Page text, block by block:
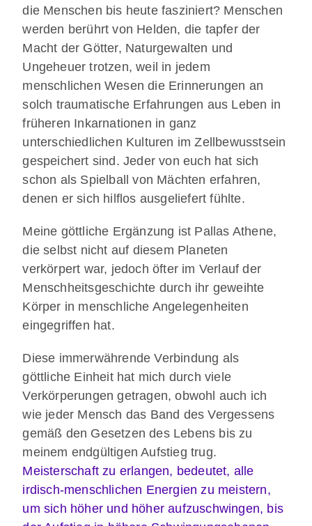
die Menschen bis heute fasziniert? Menschen
werden berührt von Helden, die tapfer der
Macht der Götter, Naturgewalten und
Ungeheuer trotzen, weil in jedem
menschlichen Wesen die Erinnerungen an
solch traumatische Erfahrungen aus Leben in
früheren Inkarnationen in ganz
unterschiedlichen Kulturen im Zellbewusstsein
gespeichert sind. Jeder von euch hat sich
schon als Spielball von Mächten erfahren,
denen er sich hilflos ausgeliefert fühlte.
Meine göttliche Ergänzung ist Pallas Athene,
die selbst nicht auf diesem Planeten
verkörpert war, jedoch öfter im Verlauf der
Menschheitsgeschichte durch ihr geweihte
Körper in menschliche Angelegenheiten
eingegriffen hat.
Diese immerwährende Verbindung als
göttliche Einheit hat mich durch viele
Verkörperungen getragen, obwohl auch ich
wie jeder Mensch das Band des Vergessens
gemäß den Gesetzen des Lebens bis zu
meinem endgültigen Aufstieg trug.
Meisterschaft zu erlangen, bedeutet, alle
irdisch-menschlichen Energien zu meistern,
um sich höher und höher aufzuschwingen, bis